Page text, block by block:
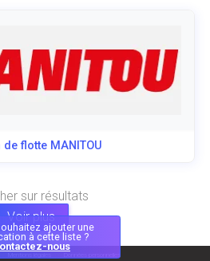
ajouter une
à cette liste ?
nous
de flotte MANITOU
sur résultats
Voir plus
Données personnelles